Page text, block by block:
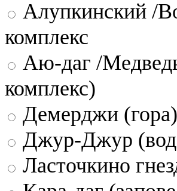
Алупкинский /
комплекс
Аю-даг /
комплекс)
Демерджи (гора)
Джур-Джур
Ласточкино